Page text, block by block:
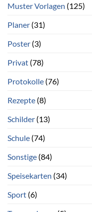
Muster Vorlagen (125)
Planer (31)
Poster (3)
Privat (78)
Protokolle (76)
Rezepte (8)
Schilder (13)
Schule (74)
Sonstige (84)
Speisekarten (34)
Sport (6)